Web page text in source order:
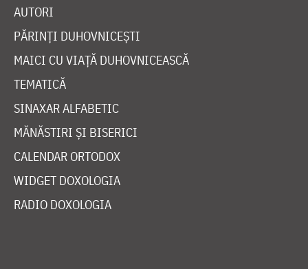
AUTORI
PĂRINȚI DUHOVNICEȘTI
MAICI CU VIAȚĂ DUHOVNICEASCĂ
TEMATICĂ
SINAXAR ALFABETIC
MĂNĂSTIRI ȘI BISERICI
CALENDAR ORTODOX
WIDGET DOXOLOGIA
RADIO DOXOLOGIA